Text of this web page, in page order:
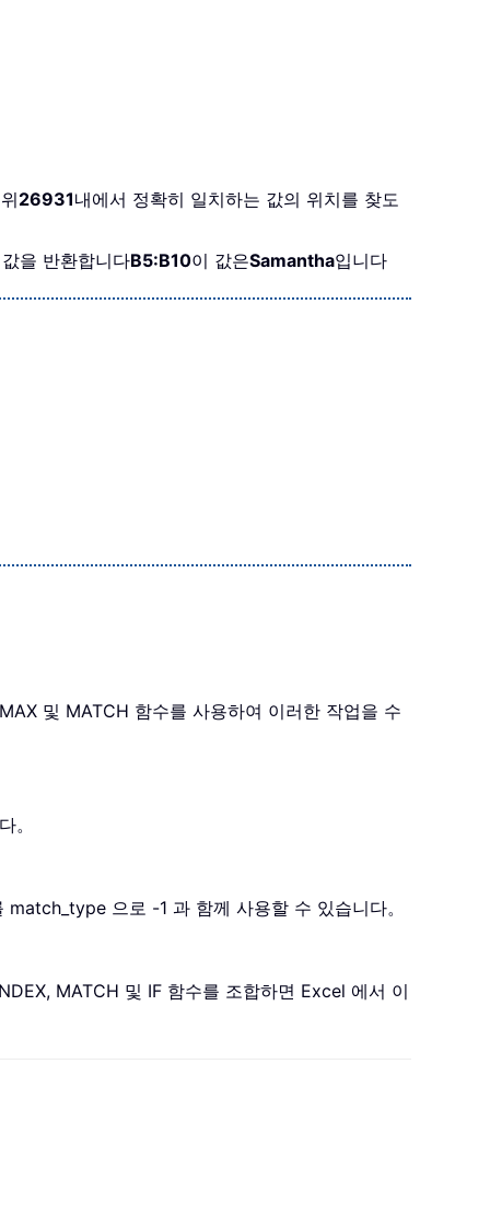
26931내에서 정확히 일치하는 값의 위치를 찾도
을 반환합니다B5:B10이 값은Samantha입니다
및 MATCH 함수를 사용하여 이러한 작업을 수
。
으로 -1 과 함께 사용할 수 있습니다。
MATCH 및 IF 함수를 조합하면 Excel 에서 이